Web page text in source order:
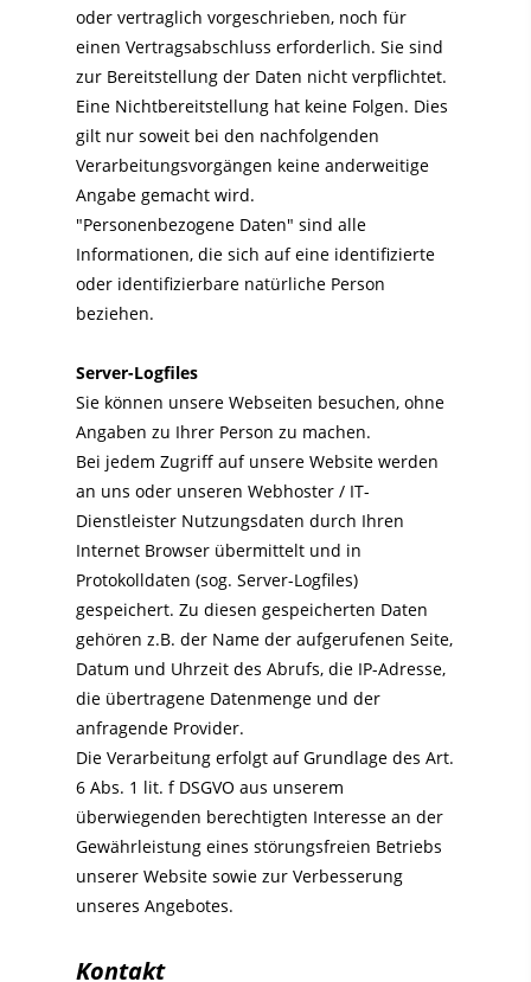
oder vertraglich vorgeschrieben, noch für
einen Vertragsabschluss erforderlich. Sie sind
zur Bereitstellung der Daten nicht verpflichtet.
Eine Nichtbereitstellung hat keine Folgen. Dies
gilt nur soweit bei den nachfolgenden
Verarbeitungsvorgängen keine anderweitige
Angabe gemacht wird.
"Personenbezogene Daten" sind alle
Informationen, die sich auf eine identifizierte
oder identifizierbare natürliche Person
beziehen.
Server-Logfiles
Sie können unsere Webseiten besuchen, ohne
Angaben zu Ihrer Person zu machen.
Bei jedem Zugriff auf unsere Website werden
an uns oder unseren Webhoster / IT-
Dienstleister Nutzungsdaten durch Ihren
Internet Browser übermittelt und in
Protokolldaten (sog. Server-Logfiles)
gespeichert. Zu diesen gespeicherten Daten
gehören z.B. der Name der aufgerufenen Seite,
Datum und Uhrzeit des Abrufs, die IP-Adresse,
die übertragene Datenmenge und der
anfragende Provider.
Die Verarbeitung erfolgt auf Grundlage des Art.
6 Abs. 1 lit. f DSGVO aus unserem
überwiegenden berechtigten Interesse an der
Gewährleistung eines störungsfreien Betriebs
unserer Website sowie zur Verbesserung
unseres Angebotes.
Kontakt